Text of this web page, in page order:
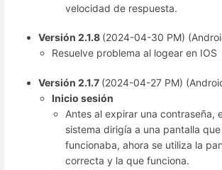
velocidad de respuesta.
Versión 2.1.8 (2024-04-30 PM)
Resuelve problema al logear en IOS
Versión 2.1.7 (2024-04-27 PM)
Inicio sesión
Antes al expirar una contraseña,
sistema dirigía a una pantalla
funcionaba, ahora se utiliza la
correcta y la que funciona.